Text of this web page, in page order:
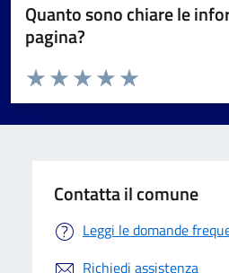
Quanto sono chiare le
pagina?
Valuta da 1 a 5 stelle la pagina
Valuta 5 stelle su
Valuta 4 stelle su 5
Valuta 3 stelle su 5
Valuta 2 stelle su 5
Valuta 1 stelle su 5
Contatta il comune
Leggi le domande
Richiedi assistenza